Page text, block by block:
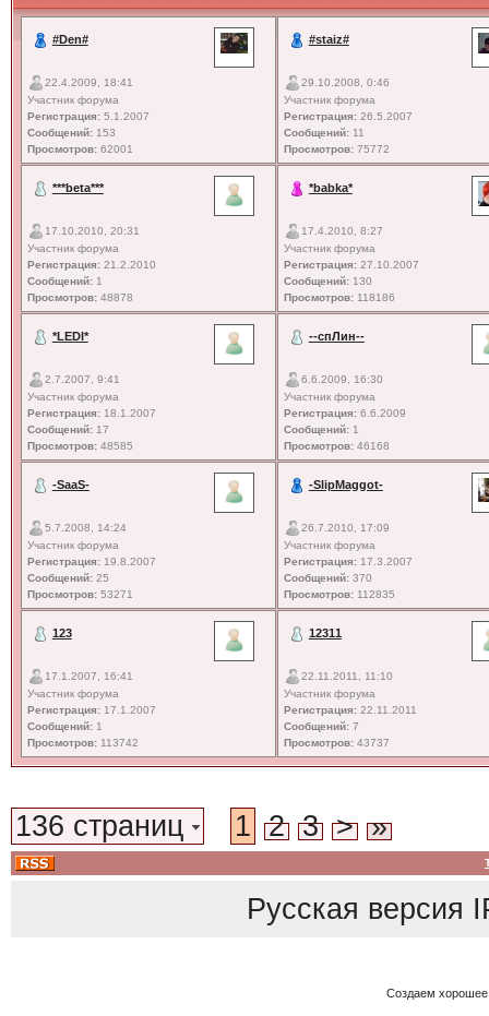
#Den#
22.4.2009, 18:41
Участник форума
Регистрация:5.1.2007
Сообщений:153
Просмотров:62001
#staiz#
29.10.2008, 0:46
Участник форума
Регистрация:26.5.2007
Сообщений:11
Просмотров:75772
***beta***
17.10.2010, 20:31
Участник форума
Регистрация:21.2.2010
Сообщений:1
Просмотров:48878
*babka*
17.4.2010, 8:27
Участник форума
Регистрация:27.10.2007
Сообщений:130
Просмотров:118186
*LEDI*
2.7.2007, 9:41
Участник форума
Регистрация:18.1.2007
Сообщений:17
Просмотров:48585
--спЛин--
6.6.2009, 16:30
Участник форума
Регистрация:6.6.2009
Сообщений:1
Просмотров:46168
-SaaS-
5.7.2008, 14:24
Участник форума
Регистрация:19.8.2007
Сообщений:25
Просмотров:53271
-SlipMaggot-
26.7.2010, 17:09
Участник форума
Регистрация:17.3.2007
Сообщений:370
Просмотров:112835
123
17.1.2007, 16:41
Участник форума
Регистрация:17.1.2007
Сообщений:1
Просмотров:113742
12311
22.11.2011, 11:10
Участник форума
Регистрация:22.11.2011
Сообщений:7
Просмотров:43737
136 страниц 1 2 3 > »
Русская версия
Создаем